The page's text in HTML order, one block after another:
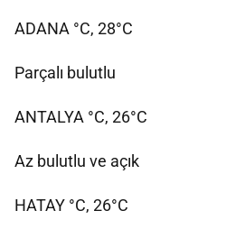
ADANA °C, 28°C
Parçalı bulutlu
ANTALYA °C, 26°C
Az bulutlu ve açık
HATAY °C, 26°C